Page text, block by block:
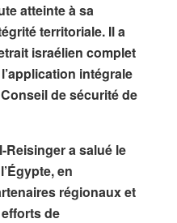
atteinte à sa
territoriale. Il a
israélien complet
intégrale
de sécurité de
Reisingera salué le
en
régionaux et
de